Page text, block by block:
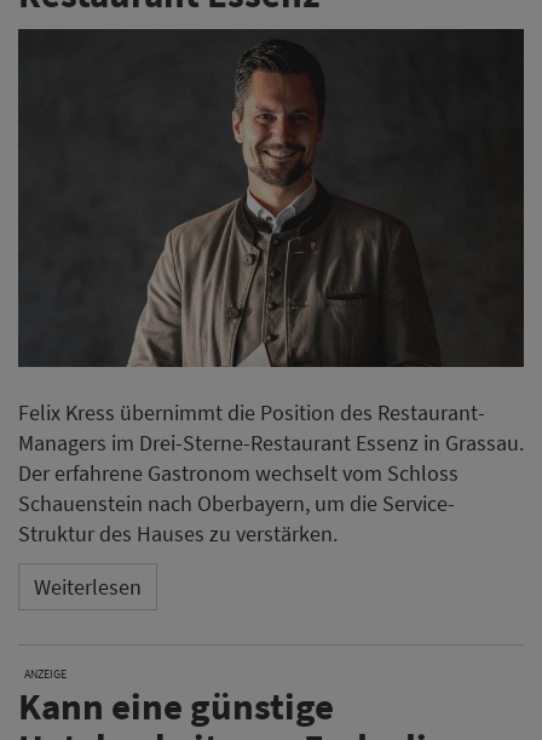
Felix Kress übernimmt die Position des Restaurant-
Managers im Drei-Sterne-Restaurant Essenz in Grassau.
Der erfahrene Gastronom wechselt vom Schloss
Schauenstein nach Oberbayern, um die Service-
Struktur des Hauses zu verstärken.
Weiterlesen
ANZEIGE
Kann eine günstige